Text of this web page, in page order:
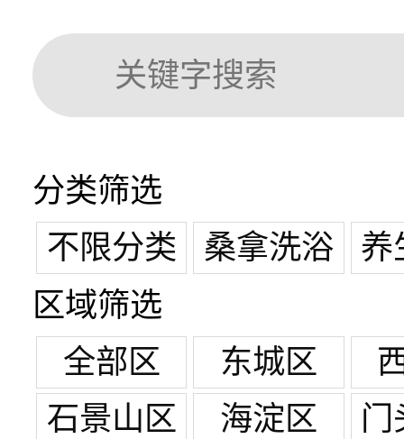
分类筛选
不限分类
桑拿洗浴
养
区域筛选
全部区
东城区
石景山区
海淀区
门